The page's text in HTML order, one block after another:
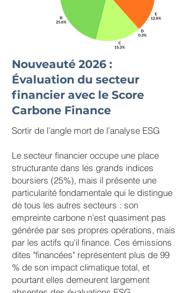
Nouveauté 2026 :
Évaluation du secteur
financier avec le Score
Carbone Finance
Sortir de l’angle mort de l’analyse ESG
Le secteur financier occupe une place
structurante dans les grands indices
boursiers (25%), mais il présente une
particularité fondamentale qui le distingue
de tous les autres secteurs : son
empreinte carbone n'est quasiment pas
générée par ses propres opérations, mais
par les actifs qu'il finance. Ces émissions
dites "financées" représentent plus de 99
% de son impact climatique total, et
pourtant elles demeurent largement